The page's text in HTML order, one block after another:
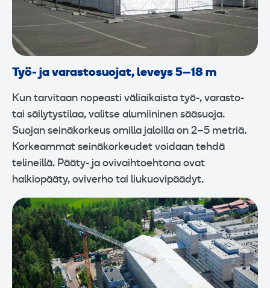
Työ- ja varastosuojat, leveys 5–18 m
Kun tarvitaan nopeasti väliaikaista työ-, varasto-
tai säilytystilaa, valitse alumiininen sääsuoja.
Suojan seinäkorkeus omilla jaloilla on 2–5 metriä.
Korkeammat seinäkorkeudet voidaan tehdä
telineillä. Pääty- ja ovivaihtoehtona ovat
halkiopääty, oviverho tai liukuovipäädyt.